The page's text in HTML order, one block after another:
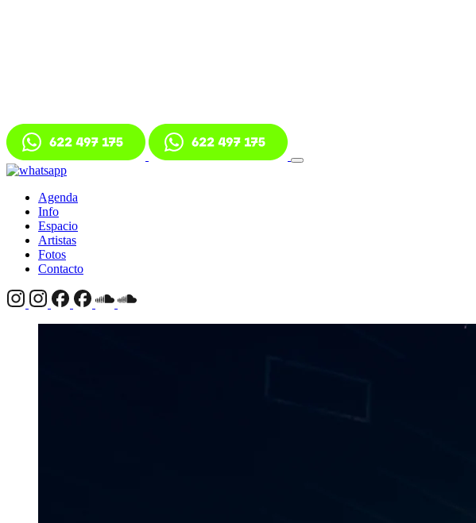
Agenda
Info
Espacio
Artistas
Fotos
Contacto